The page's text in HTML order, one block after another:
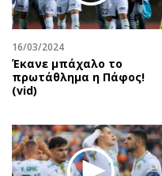
16/03/2024
Έκανε μπάχαλο το
πρωτάθλημα η Πάφος!
(vid)